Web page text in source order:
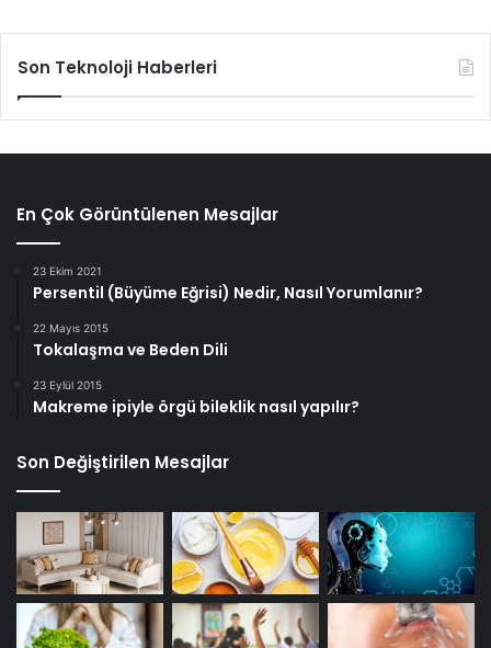
Son Teknoloji Haberleri
En Çok Görüntülenen Mesajlar
23 Ekim 2021
Persentil (Büyüme Eğrisi) Nedir, Nasıl Yorumlanır?
22 Mayıs 2015
Tokalaşma ve Beden Dili
23 Eylül 2015
Makreme ipiyle örgü bileklik nasıl yapılır?
Son Değiştirilen Mesajlar